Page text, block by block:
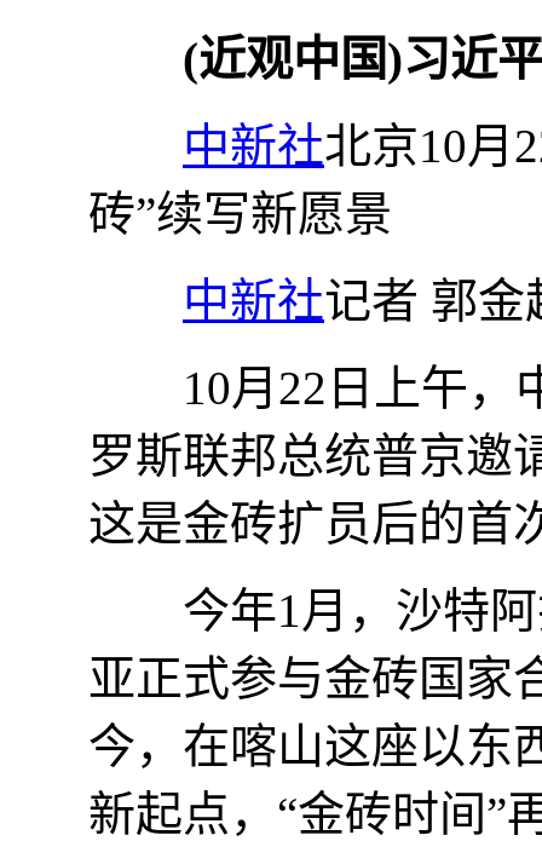
(近观中国)习近
中新社北京10月
砖”续写新愿景
中新社记者 郭金
10月22日上午，中
罗斯联邦总统普京邀
这是金砖扩员后的首
今年1月，沙特阿
亚正式参与金砖国家
今，在喀山这座以东
新起点，“金砖时间”